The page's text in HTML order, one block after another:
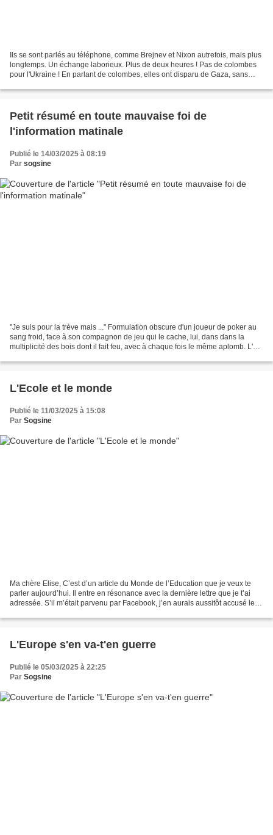
Ils se sont parlés au téléphone, comme Brejnev et Nixon autrefois, mais plus
longtemps. Un échange laborieux. Plus de deux heures ! Pas de colombes
pour l'Ukraine ! En parlant de colombes, elles ont disparu de Gaza, sans
Petit résumé en toute mauvaise foi de
l'information matinale
Publié le 14/03/2025 à 08:19
Par sogsine
"Je suis pour la trève mais ..." Formulation obscure d'un joueur de poker au
sang froid, face à son compagnon de jeu qui le cache, lui, dans dans la
multiplicité des bois dont il fait feu, avec à chaque fois le même aplomb. L'un,
L'Ecole et le monde
Publié le 11/03/2025 à 15:08
Par Sogsine
Ma chère Elise, C’est d’un article du Monde de l’Education que je veux te
parler aujourd’hui. Il entre en résonance avec la dernière lettre que je t’ai
adressée. S’il m’était parvenu par Facebook, j’en aurais aussitôt accusé les
L'Europe s'en va-t'en guerre
Publié le 05/03/2025 à 22:25
Par Sogsine